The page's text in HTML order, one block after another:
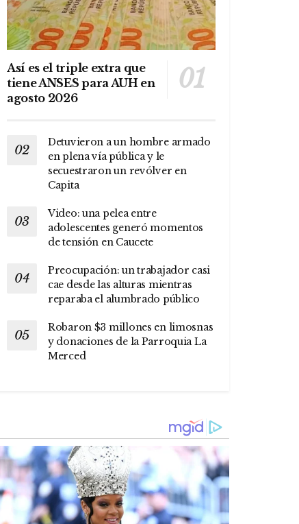
Así es el triple extra que
tiene ANSES para AUH en
agosto 2026
Detuvieron a un hombre armado
en plena vía pública y le
secuestraron un revólver en
Capita
Video: una pelea entre
adolescentes generó momentos
de tensión en Caucete
Preocupación: un trabajador casi
cae desde las alturas mientras
reparaba el alumbrado público
Robaron $3 millones en limosnas
y donaciones de la Parroquia La
Merced